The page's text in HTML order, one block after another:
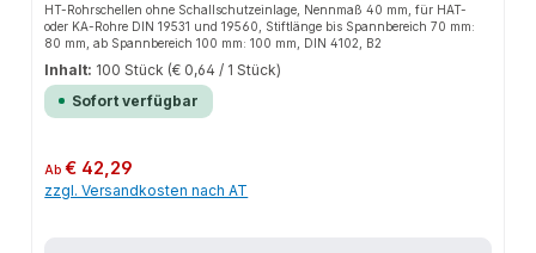
HT-Rohrschellen ohne Schallschutzeinlage, Nennmaß 40 mm, für HAT-
oder KA-Rohre DIN 19531 und 19560, Stiftlänge bis Spannbereich 70 mm:
80 mm, ab Spannbereich 100 mm: 100 mm, DIN 4102, B2
Inhalt: 100 Stück (€ 0,64 / 1 Stück)
Sofort verfügbar
Regulärer Preis:
Ab€ 42,29
zzgl. Versandkosten nach AT